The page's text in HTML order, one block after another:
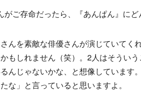
ご存命だったら、『あんぱん』に
んを素敵な俳優さんが演じていてく
もしれません（笑）。2人はそうい
んじゃないかな、と想像しています
な」と言っていると思いますよ。